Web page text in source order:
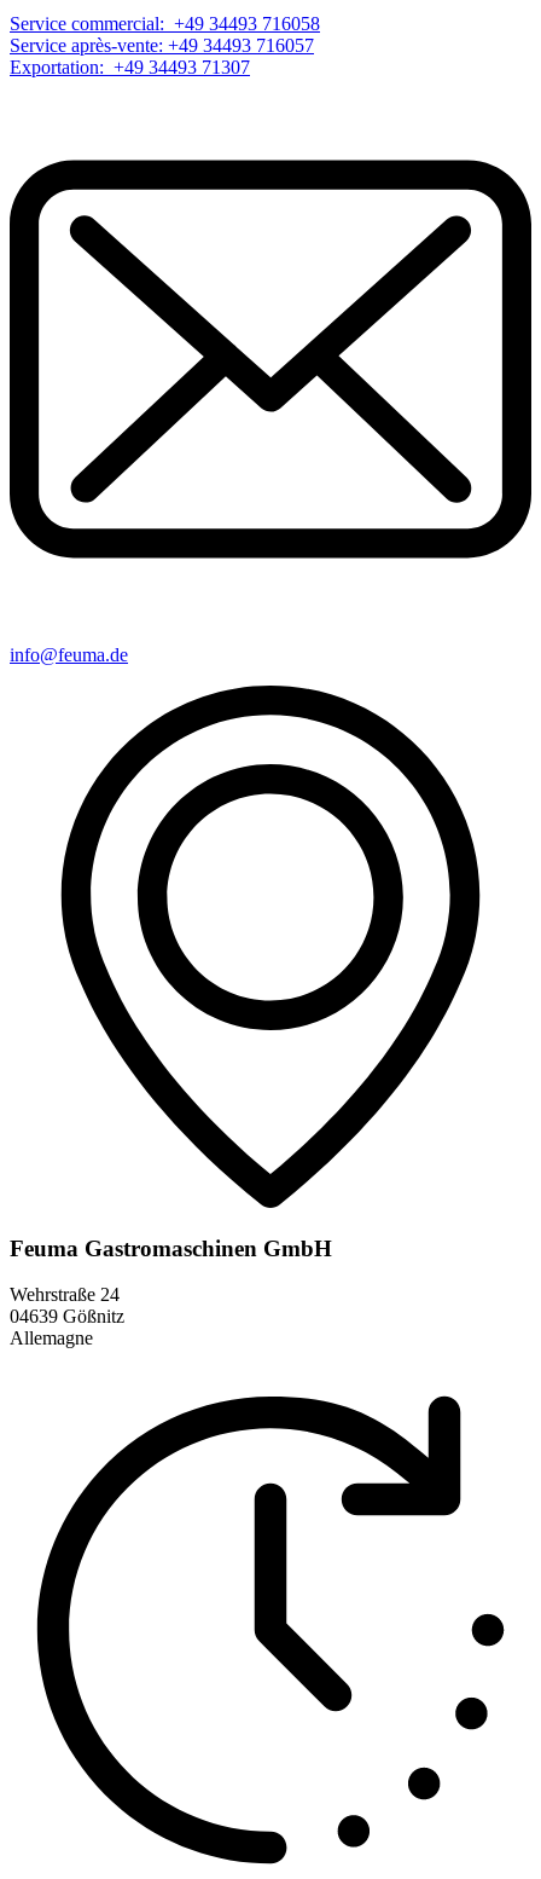
Service commercial: +49 34493 716058
Service après-vente: +49 34493 716057
Exportation: +49 34493 71307
info@feuma.de
Feuma Gastromaschinen GmbH
Wehrstraße 24
04639 Gößnitz
Allemagne